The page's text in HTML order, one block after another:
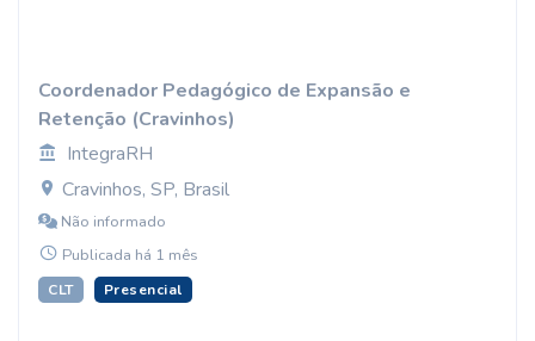
Coordenador Pedagógico de Expansão e
Retenção (Cravinhos)
IntegraRH
Cravinhos, SP, Brasil
Não informado
Publicada há 1 mês
CLT Presencial